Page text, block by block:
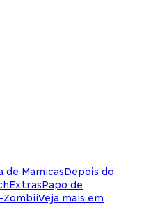
de MamicasDepois do
ExtrasPapo de
ZombiiVeja mais em